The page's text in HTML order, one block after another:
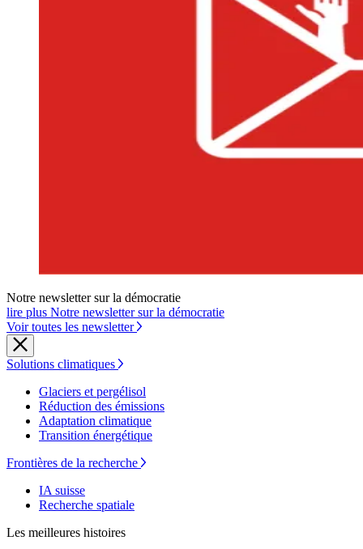
Notre newsletter sur la démocratie
lire plus Notre newsletter sur la démocratie
Voir toutes les newsletter
Solutions climatiques
Glaciers et pergélisol
Réduction des émissions
Adaptation climatique
Transition énergétique
Frontières de la recherche
IA suisse
Recherche spatiale
Les meilleures histoires